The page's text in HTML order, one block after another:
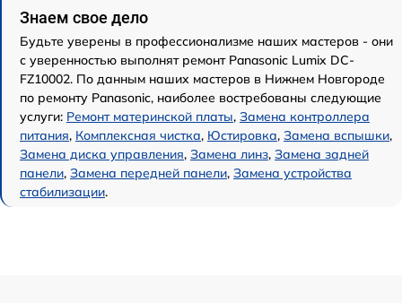
Знаем свое дело
Будьте уверены в профессионализме наших мастеров - они
с уверенностью выполнят ремонт Panasonic Lumix DC-
FZ10002. По данным наших мастеров в Нижнем Новгороде
по ремонту Panasonic, наиболее востребованы следующие
услуги: Ремонт материнской платы, Замена контроллера
питания, Комплексная чистка, Юстировка, Замена вспышки,
Замена диска управления, Замена линз, Замена задней
панели, Замена передней панели, Замена устройства
стабилизации.